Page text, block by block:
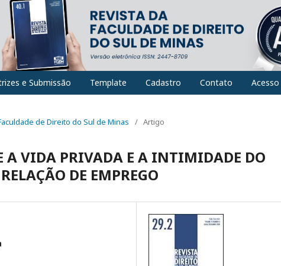
e Submissão Template Cadastro Contato Acesso
de Direito do Sul de Minas / Artigo
A VIDA PRIVADA E A INTIMIDADE DO
DE EMPREGO